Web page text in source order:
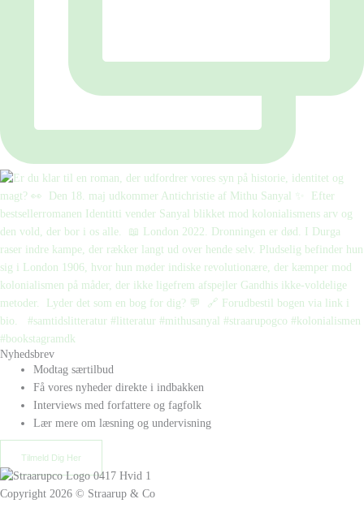
Nyhedsbrev
Modtag særtilbud
Få vores nyheder direkte i indbakken
Interviews med forfattere og fagfolk
Lær mere om læsning og undervisning
Tilmeld Dig Her
Copyright 2026 © Straarup & Co